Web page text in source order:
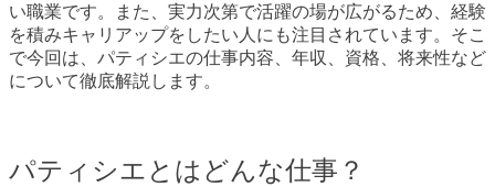
い職業です。また、実力次第で活躍の場が広がるため、経験
を積みキャリアップをしたい人にも注目されています。そこ
で今回は、パティシエの仕事内容、年収、資格、将来性など
について徹底解説します。
パティシエとはどんな仕事？